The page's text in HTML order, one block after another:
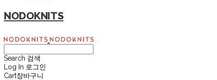
NODOKNITS
Search 검색
Log In 로그인
Cart장바구니